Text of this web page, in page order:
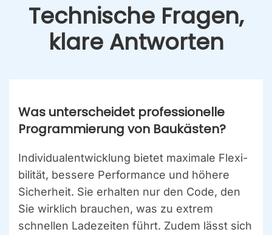
Tech­ni­sche Fra­gen,
kla­re Ant­wor­ten
Was unter­schei­det pro­fes­sio­nel­le
Pro­gram­mie­rung von Bau­käs­ten?
Indi­vi­du­al­ent­wick­lung bie­tet maxi­ma­le Fle­xi­
bi­li­tät, bes­se­re Per­for­mance und höhe­re
Sicher­heit. Sie erhal­ten nur den Code, den
Sie wirk­lich brau­chen, was zu extrem
schnel­len Lade­zei­ten führt. Zudem lässt sich